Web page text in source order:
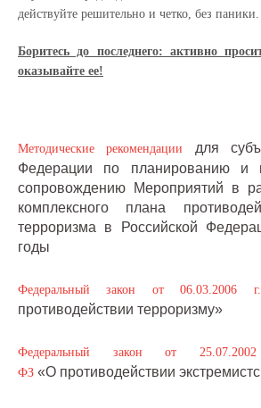
действуйте решительно и четко, без паники.
Боритесь до последнего: активно
оказывайте ее!
Методические рекомендации
для
Федерации по планированию и
сопровождению Мероприятий в
комплексного плана
терроризма в Российской
годы
Федеральный закон от
противодействии терроризму»
Федеральный закон от
ФЗ «О противодействии